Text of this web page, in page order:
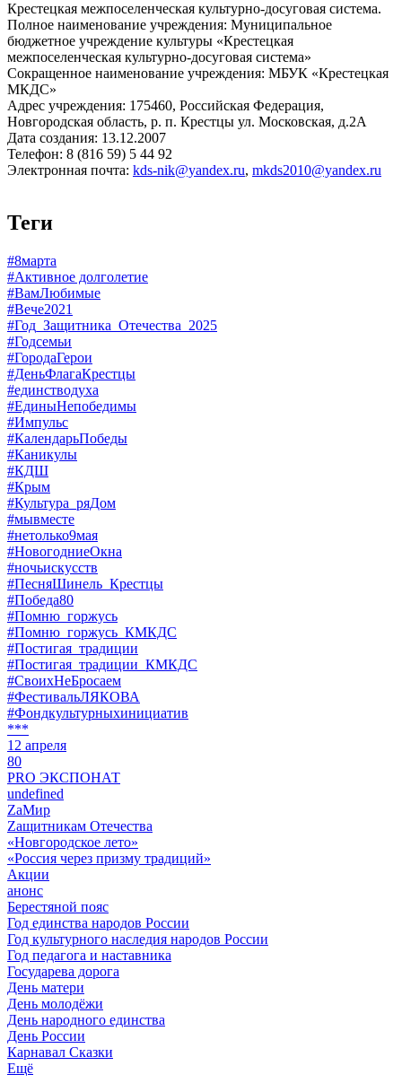
Крестецкая межпоселенческая культурно-досуговая система.
Полное наименование учреждения: Муниципальное
бюджетное учреждение культуры «Крестецкая
межпоселенческая культурно-досуговая система»
Сокращенное наименование учреждения: МБУК «Крестецкая
МКДС»
Адрес учреждения: 175460, Российская Федерация,
Новгородская область, р. п. Крестцы ул. Московская, д.2А
Дата создания: 13.12.2007
Телефон: 8 (816 59) 5 44 92
Электронная почта: kds-nik@yandex.ru, mkds2010@yandex.ru
Теги
#8марта
#Активное долголетие
#ВамЛюбимые
#Вече2021
#Год_Защитника_Отечества_2025
#Годсемьи
#ГородаГерои
#ДеньФлагаКрестцы
#единстводуха
#ЕдиныНепобедимы
#Импульс
#КалендарьПобеды
#Каникулы
#КДШ
#Крым
#Культура_ряДом
#мывместе
#нетолько9мая
#НовогодниеОкна
#ночьискусств
#ПесняШинель_Крестцы
#Победа80
#Помню_горжусь
#Помню_горжусь_КМКДС
#Постигая_традиции
#Постигая_традиции_КМКДС
#СвоихНеБросаем
#ФестивальЛЯКОВА
#Фондкультурныхинициатив
***
12 апреля
80
PRO ЭКСПОНАТ
undefined
ZaМир
Zащитникам Отечества
«Новгородское лето»
«Россия через призму традиций»
Акции
анонс
Берестяной пояс
Год единства народов России
Год культурного наследия народов России
Год педагога и наставника
Государева дорога
День матери
День молодёжи
День народного единства
День России
Карнавал Сказки
Ещё